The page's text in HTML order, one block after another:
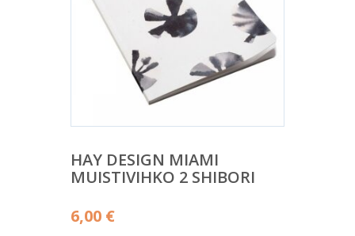
HAY DESIGN MIAMI
MUISTIVIHKO 2 SHIBORI
6,00 €